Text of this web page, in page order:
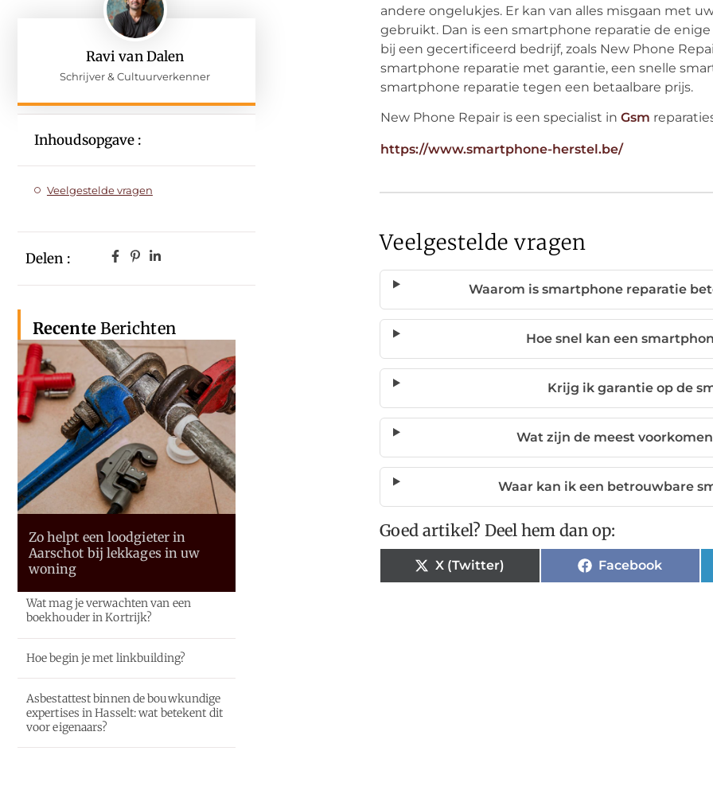
Ravi van Dalen
Schrijver & Cultuurverkenner
Inhoudsopgave :
Veelgestelde vragen
Delen :
RecenteBerichten
Zo helpt een loodgieter in
Aarschot bij lekkages in uw
woning
Wat mag je verwachten van een
boekhouder in Kortrijk?
Hoe begin je met linkbuilding?
Asbestattest binnen de bouwkundige
expertises in Hasselt: wat betekent dit
voor eigenaars?
andere ongelukjes. Er kan van alles misgaan met
gebruikt. Dan is een smartphone reparatie de
bij een gecertificeerd bedrijf, zoals New Phone
smartphone reparatie met garantie, een snelle
smartphone reparatie tegen een betaalbare prijs.
New Phone Repair is een specialist in Gsm
https://www.smartphone-herstel.be/
Veelgestelde vragen
Waarom is smartphone reparatie
Hoe snel kan een
Krijg ik garantie op de
Wat zijn de meest
Waar kan ik een betrouwbare
Goed artikel? Deel hem dan op:
X (Twitter) Facebook